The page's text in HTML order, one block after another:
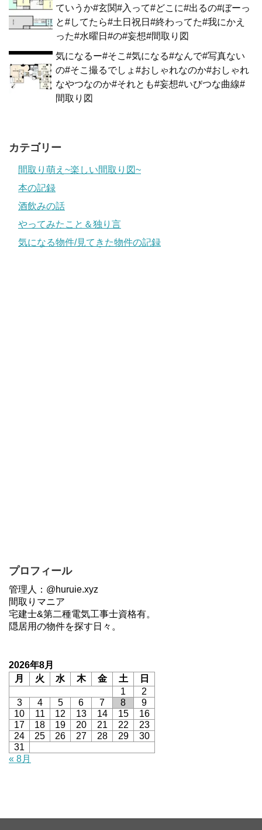
ていうか#玄関#入って#どこに#出るの#ぼーっ
と#してたら#土日祝日#終わってた#我にかえ
った#水曜日#の#妄想#間取り図
気になるー#そこ#気になる#なんで#写真ない
の#そこ撮るでしょ#おしゃれなのか#おしゃれ
なやつなのか#それとも#妄想#いびつな曲線#
間取り図
カテゴリー
間取り萌え~楽しい間取り図~
本の記録
酒飲みの話
やってみたこと＆独り言
気になる物件/見てきた物件の記録
プロフィール
管理人：@huruie.xyz
間取りマニア
宅建士&第二種電気工事士資格有。
隠居用の物件を探す日々。
2026年8月
月
火 水 木 金 土
日
1
2
3
4 5 6 7 8
9
10
11 12 13 14 15
16
17
18 19 20 21 22
23
24
25 26 27 28 29
30
31
« 8月